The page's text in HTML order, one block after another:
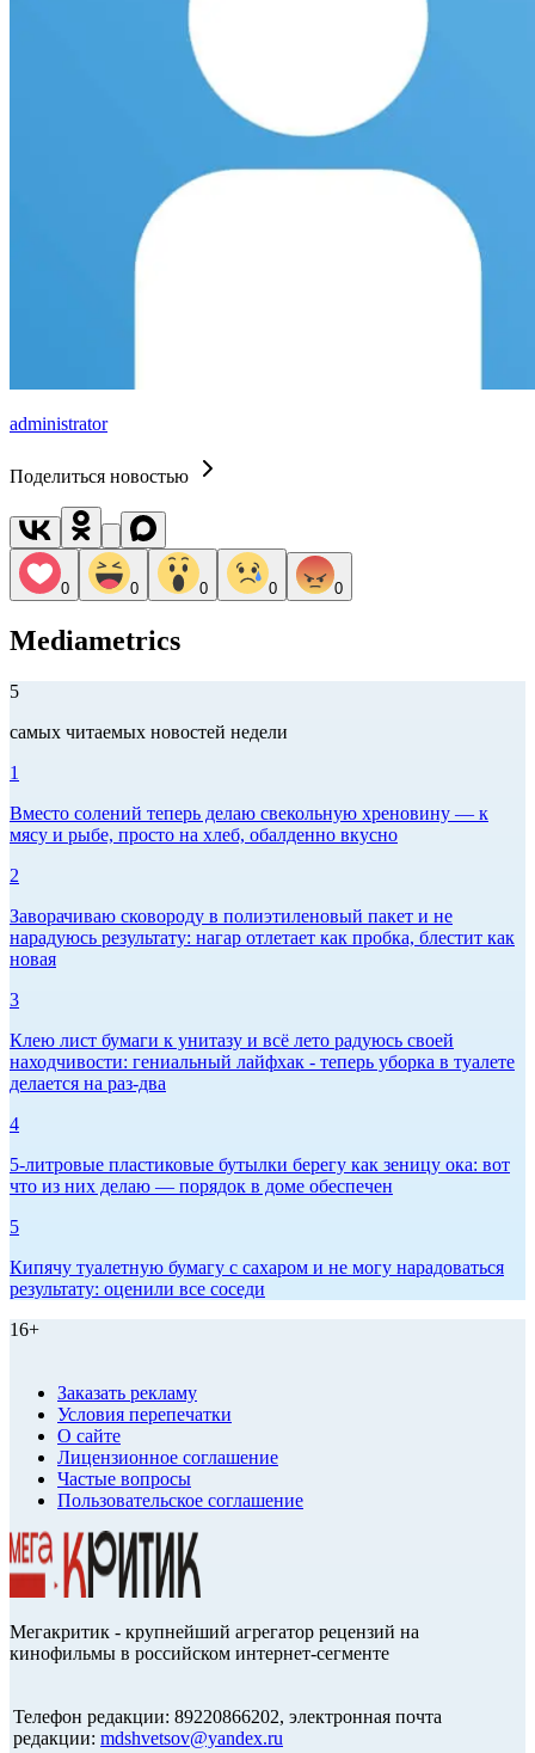
administrator
Поделиться новостью
0 0 0 0 0
Mediametrics
5
самых читаемых новостей недели
1
Вместо солений теперь делаю свекольную хреновину — к
мясу и рыбе, просто на хлеб, обалденно вкусно
2
Заворачиваю сковороду в полиэтиленовый пакет и не
нарадуюсь результату: нагар отлетает как пробка, блестит как
новая
3
Клею лист бумаги к унитазу и всё лето радуюсь своей
находчивости: гениальный лайфхак - теперь уборка в туалете
делается на раз-два
4
5-литровые пластиковые бутылки берегу как зеницу ока: вот
что из них делаю — порядок в доме обеспечен
5
Кипячу туалетную бумагу с сахаром и не могу нарадоваться
результату: оценили все соседи
16+
Заказать рекламу
Условия перепечатки
О сайте
Лицензионное соглашение
Частые вопросы
Пользовательское соглашение
Мегакритик - крупнейший агрегатор рецензий на
кинофильмы в российском интернет-сегменте
Телефон редакции: 89220866202, электронная почта
редакции: mdshvetsov@yandex.ru